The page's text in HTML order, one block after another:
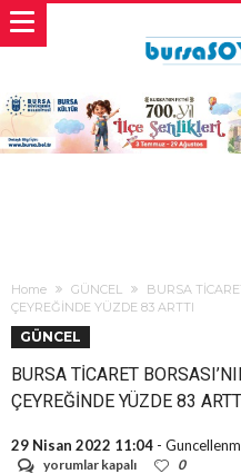
Home GÜNCEL
BURSA
ÇEYREĞİNDE YÜZDE 83 ARTTI
GÜNCEL
BURSA TİCARET
ÇEYREĞİNDE YÜZDE 83
29 Nisan 2022 11:04 -
BURSA
yorumlar kapalı 0